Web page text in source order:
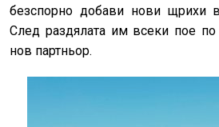
безспорно добави нови щрихи
След раздялата им всеки пое
нов партньор.